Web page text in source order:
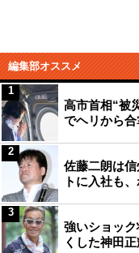
編集部オススメ
高市首相“被
でヘリから
1
佐藤二朗は
トに入社も
2
強いショッ
くした神田
3